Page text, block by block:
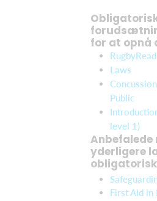
for at opnå
RugbyRead
Laws
Public
level 1)
yderligere
First Aid in